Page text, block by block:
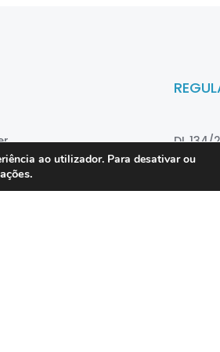
DL 134/
Lei 41/
ao utilizador. Para desativar ou
.